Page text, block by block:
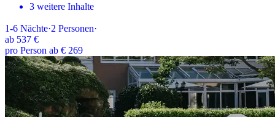
3 weitere Inhalte
1-6 Nächte·2 Personen·
ab 537 €
pro Person ab € 269